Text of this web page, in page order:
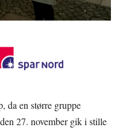
da en større gruppe
27. november gik i stille